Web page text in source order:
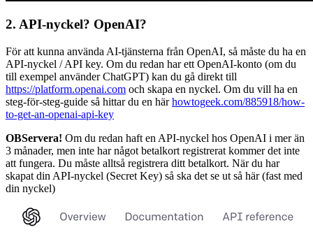
2. API-nyckel? OpenAI?
För att kunna använda AI-tjänsterna från OpenAI, så måste du ha en
API-nyckel / API key. Om du redan har ett OpenAI-konto (om du
till exempel använder ChatGPT) kan du gå direkt till
https://platform.openai.com och skapa en nyckel. Om du vill ha en
steg-för-steg-guide så hittar du en härhowtogeek.com/885918/how-
to-get-an-openai-api-key
OBServera! Om du redan haft en API-nyckel hos OpenAI i mer än
3 månader, men inte har något betalkort registrerat kommer det inte
att fungera. Du måste alltså registrera ditt betalkort. När du har
skapat din API-nyckel (Secret Key) så ska det se ut så här (fast med
din nyckel)